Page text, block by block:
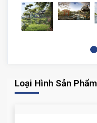
Loại Hình Sản Phẩm